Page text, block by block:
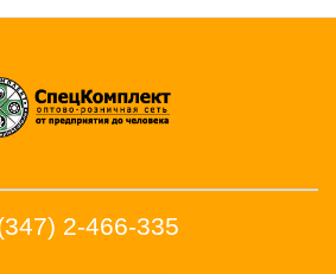
2-466-335